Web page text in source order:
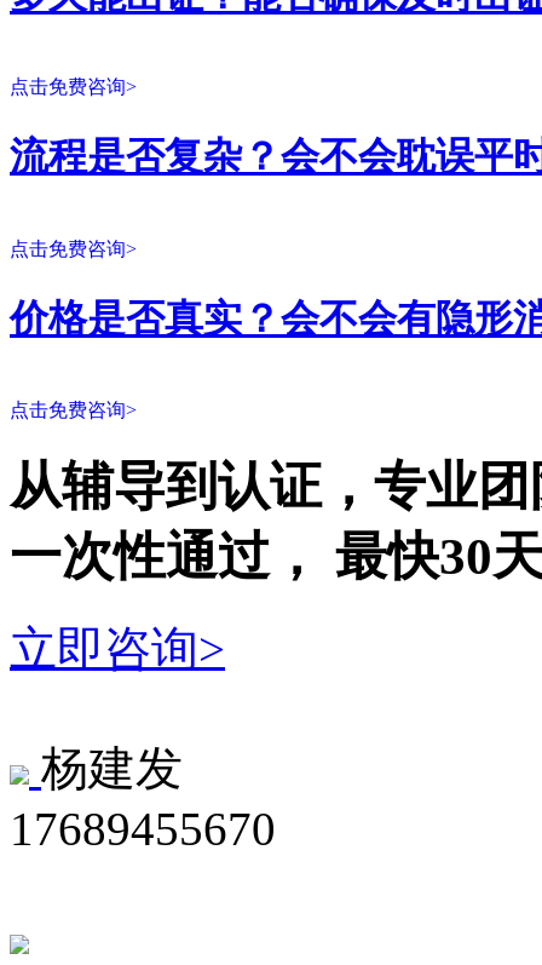
点击免费咨询>
流程是否复杂？会不会耽误平
点击免费咨询>
价格是否真实？会不会有隐形
点击免费咨询>
从辅导到认证，专业
一次性通过， 最快30
立即咨询>
杨建发
17689455670